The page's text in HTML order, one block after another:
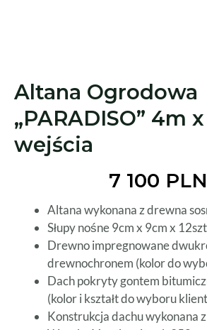
Altana Ogrodowa
„PARADISO” 4m
wejścia
7 100 PLN
Altana wykonana z drewna
Słupy nośne 9cm x 9cm x
Drewno impregnowane
drewnochronem (kolor do
Dach pokryty gontem
(kolor i kształt do wyboru
Konstrukcja dachu wykonana